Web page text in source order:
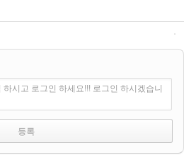
시고 로그인 하세요!!! 로그인 하시겠습니